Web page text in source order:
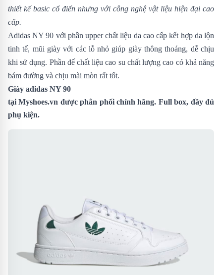
thiết kế basic cổ điển nhưng với công nghệ vật liệu hiện đại cao
cấp.
Adidas NY 90 với phần upper chất liệu da cao cấp kết hợp da lộn
tinh tế, mũi giày với các lỗ nhỏ giúp giày thông thoáng, dễ chịu
khi sử dụng. Phần đế chất liệu cao su chất lượng cao có khả năng
bám đường và chịu mài mòn rất tốt.
Giày adidas NY 90
tạiMyshoes.vn được phân phối chính hãng. Full box, đầy đủ
phụ kiện.